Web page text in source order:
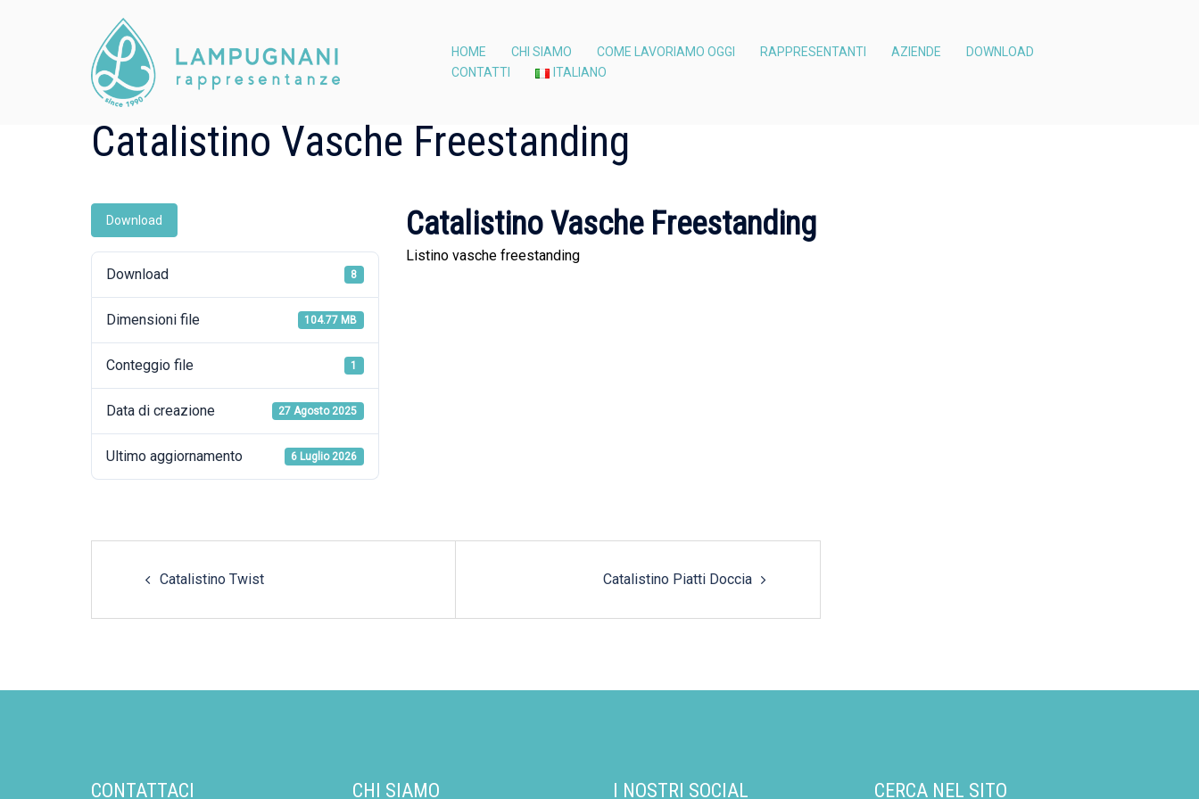
HOME CHI SIAMO COME LAVORIAMO OGGI RAPPRESENTANTI AZIENDE
DOWNLOAD
CONTATTI
ITALIANO
Catalistino Vasche Freestanding
Download
Download 8
Dimensioni file 104.77 MB
Conteggio file 1
Data di creazione 27 Agosto 2025
Ultimo aggiornamento 6 Luglio 2026
Catalistino Vasche Freestanding
Listino vasche freestanding
navigationCatalistino Twist Catalistino Piatti Doccia
CONTATTACI CHI SIAMO I NOSTRI SOCIAL CERCA NEL SITO